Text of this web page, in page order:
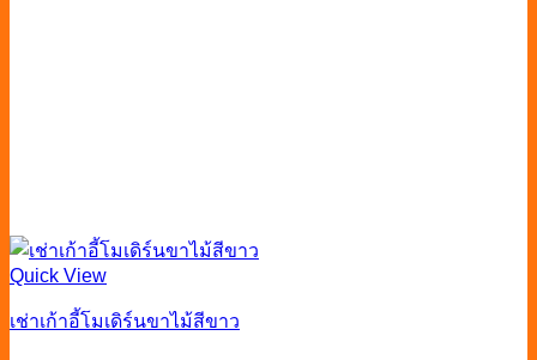
Quick View
เช่าเก้าอี้โมเดิร์นขาไม้สีขาว